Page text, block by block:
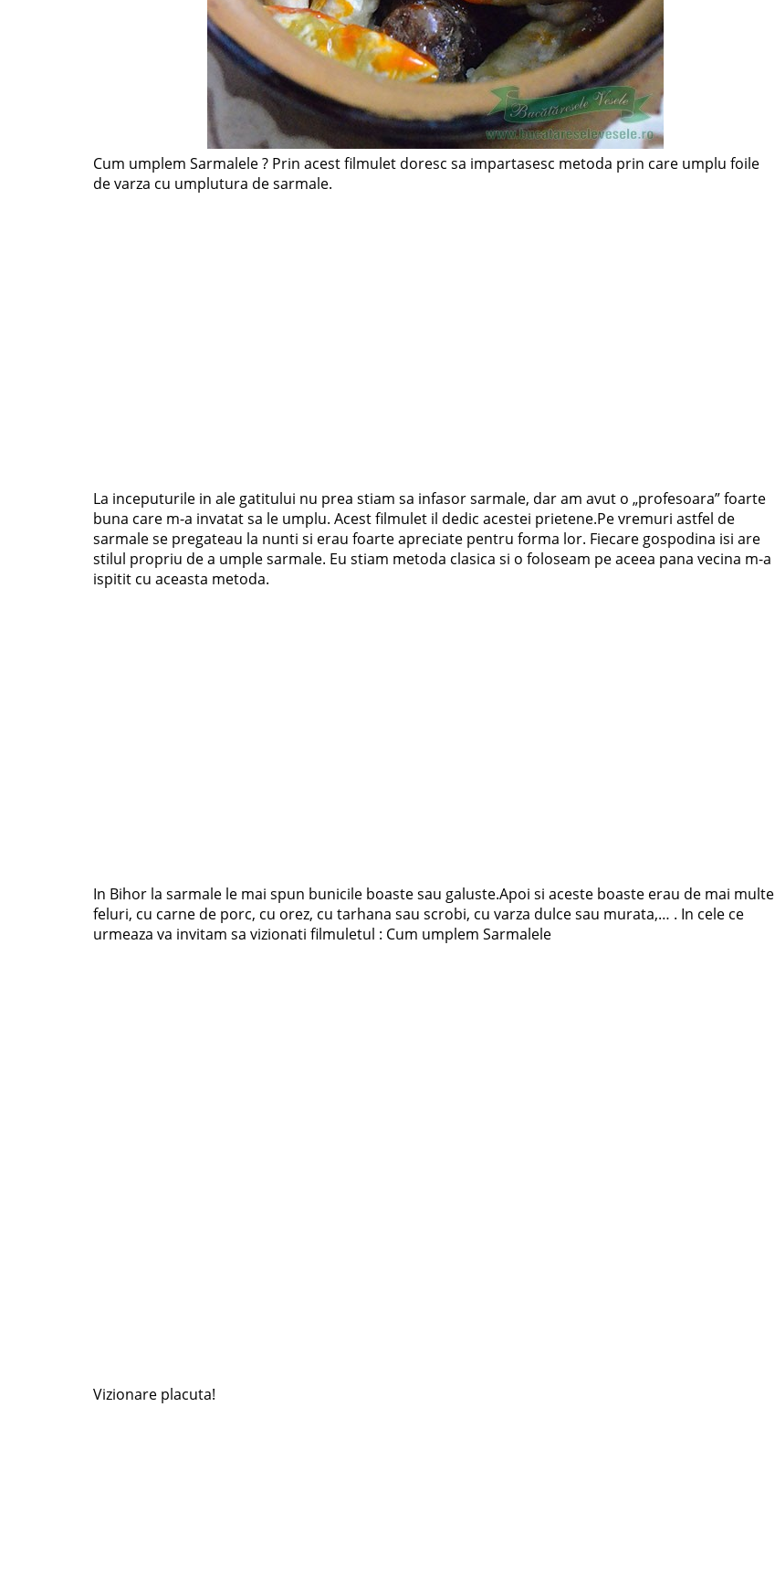
Cum umplem Sarmalele ? Prin acest filmulet doresc sa impartasesc metoda prin care umplu foile
de varza cu umplutura de sarmale.
La inceputurile in ale gatitului nu prea stiam sa infasor sarmale, dar am avut o „profesoara” foarte
buna care m-a invatat sa le umplu. Acest filmulet il dedic acestei prietene.Pe vremuri astfel de
sarmale se pregateau la nunti si erau foarte apreciate pentru forma lor. Fiecare gospodina isi are
stilul propriu de a umple sarmale. Eu stiam metoda clasica si o foloseam pe aceea pana vecina m-a
ispitit cu aceasta metoda.
In Bihor la sarmale le mai spun bunicile boaste sau galuste.Apoi si aceste boaste erau de mai multe
feluri, cu carne de porc, cu orez, cu tarhana sau scrobi, cu varza dulce sau murata,… . In cele ce
urmeaza va invitam sa vizionati filmuletul : Cum umplem Sarmalele
Vizionare placuta!